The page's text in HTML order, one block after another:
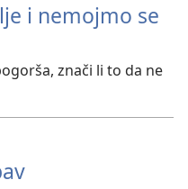
i nemojmo se
znači li to da ne